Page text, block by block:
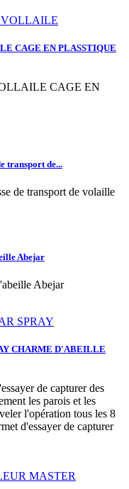
CAGE EN PLASSTIQUE
CAGE EN
transport de...
de transport de volaille
Abejar
Abejar
CHARME D'ABEILLE
de capturer des
les parois et les
l'opération tous les 8
d'essayer de capturer